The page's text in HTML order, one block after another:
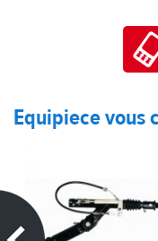
Equipiece vous